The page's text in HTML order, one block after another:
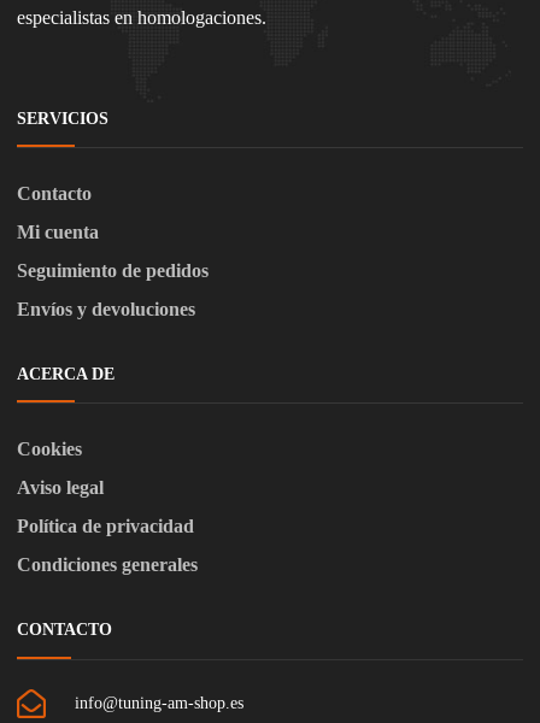
especialistas en homologaciones.
SERVICIOS
Contacto
Mi cuenta
Seguimiento de pedidos
Envíos y devoluciones
ACERCA DE
Cookies
Aviso legal
Política de privacidad
Condiciones generales
CONTACTO
info@tuning-am-shop.es